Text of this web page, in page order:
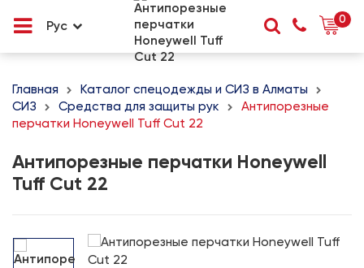
Рус
0
Главная
Каталог спецодежды и СИЗ в Алматы
СИЗ
Средства для защиты рук
Антипорезные
перчатки Honeywell Tuff Cut 22
Антипорезные перчатки Honeywell
Tuff Cut 22